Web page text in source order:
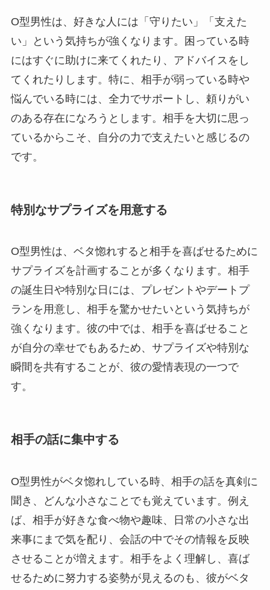
O型男性は、好きな人には「守りたい」「支えた
い」という気持ちが強くなります。困っている時
にはすぐに助けに来てくれたり、アドバイスをし
てくれたりします。特に、相手が弱っている時や
悩んでいる時には、全力でサポートし、頼りがい
のある存在になろうとします。相手を大切に思っ
ているからこそ、自分の力で支えたいと感じるの
です。
特別なサプライズを用意する
O型男性は、ベタ惚れすると相手を喜ばせるために
サプライズを計画することが多くなります。相手
の誕生日や特別な日には、プレゼントやデートプ
ランを用意し、相手を驚かせたいという気持ちが
強くなります。彼の中では、相手を喜ばせること
が自分の幸せでもあるため、サプライズや特別な
瞬間を共有することが、彼の愛情表現の一つで
す。
相手の話に集中する
O型男性がベタ惚れしている時、相手の話を真剣に
聞き、どんな小さなことでも覚えています。例え
ば、相手が好きな食べ物や趣味、日常の小さな出
来事にまで気を配り、会話の中でその情報を反映
させることが増えます。相手をよく理解し、喜ば
せるために努力する姿勢が見えるのも、彼がベタ